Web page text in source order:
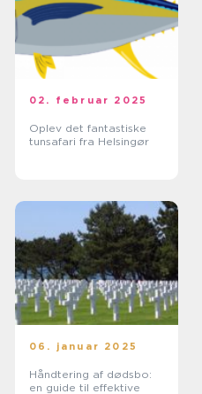
02. februar 2025
Oplev det fantastiske
tunsafari fra Helsingør
06. januar 2025
Håndtering af dødsbo:
en guide til effektive